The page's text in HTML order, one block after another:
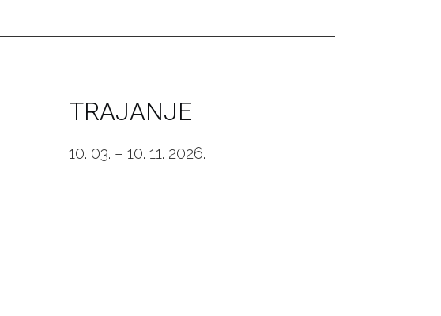
TRAJANJE
10. 03. – 10. 11. 2026.